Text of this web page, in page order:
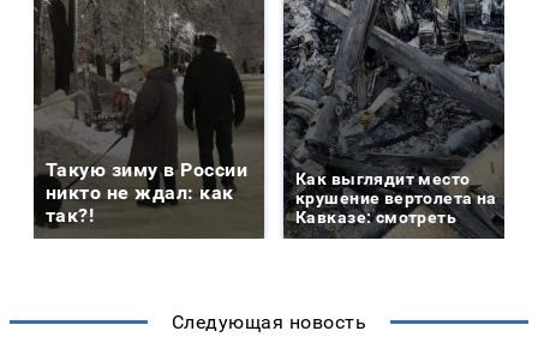
Такую зиму в России
никто не ждал: как
так?!
Как выглядит место
крушение вертолета на
Кавказе: смотреть
Следующая новость